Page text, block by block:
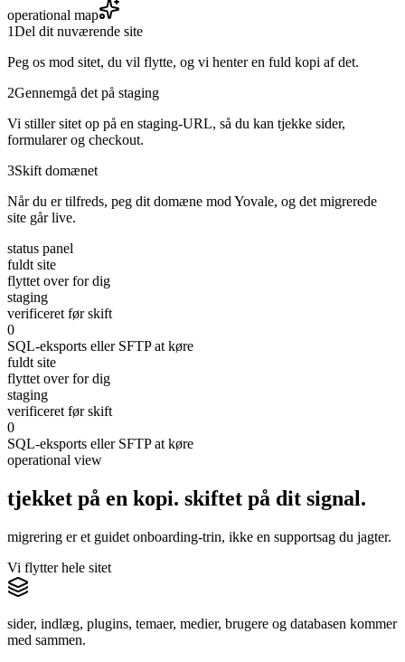
operational map
1Del dit nuværende site
Peg os mod sitet, du vil flytte, og vi henter en fuld kopi af det.
2Gennemgå det på staging
Vi stiller sitet op på en staging-URL, så du kan tjekke sider,
formularer og checkout.
3Skift domænet
Når du er tilfreds, peg dit domæne mod Yovale, og det migrerede
site går live.
status panel
fuldt site
flyttet over for dig
staging
verificeret før skift
0
SQL-eksports eller SFTP at køre
fuldt site
flyttet over for dig
staging
verificeret før skift
0
SQL-eksports eller SFTP at køre
operational view
tjekket på en kopi. skiftet på dit signal.
migrering er et guidet onboarding-trin, ikke en supportsag du jagter.
Vi flytter hele sitet
sider, indlæg, plugins, temaer, medier, brugere og databasen kommer
med sammen.